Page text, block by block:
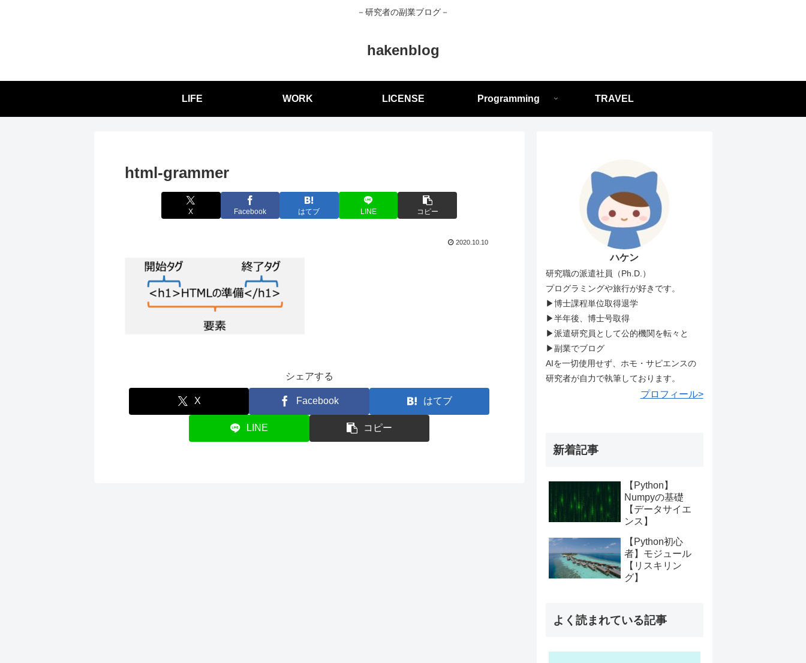
－研究者の副業ブログ－
hakenblog
LIFE WORK LICENSE Programming TRAVEL
html-grammer
X Facebook はてブ LINE コピー
2020.10.10
シェアする
X Facebook はてブ
LINE コピー
ハケン
研究職の派遣社員（Ph.D.）
プログラミングや旅行が好きです。
▶︎博士課程単位取得退学
▶︎半年後、博士号取得
▶︎派遣研究員として公的機関を転々と
▶︎副業でブログ
AIを一切使用せず、ホモ・サピエンスの
研究者が自力で執筆しております。
プロフィール>
新着記事
【Python】
Numpyの基礎
【データサイエ
ンス】
【Python初心
者】モジュール
【リスキリン
グ】
よく読まれている記事